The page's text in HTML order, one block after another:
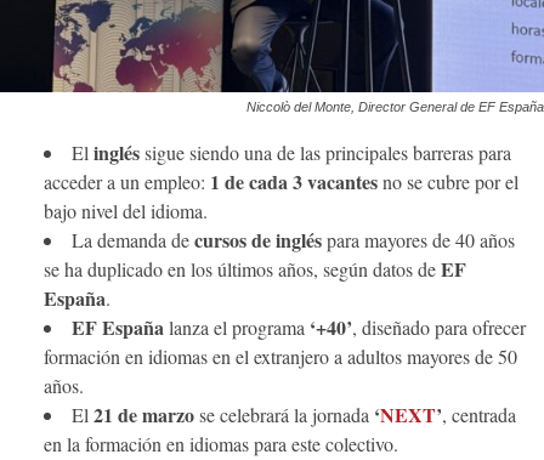
Niccolò del Monte, Director General de EF España
Elingléssigue siendo una de las principales barreras para
acceder a un empleo: 1 de cada 3 vacantesno se cubre por el
bajo nivel del idioma.
La demanda decursos de ingléspara mayores de 40 años
se ha duplicado en los últimos años, según datos deEF
España.
EF Españalanza el programa ‘+40’, diseñado para ofrecer
formación en idiomas en el extranjero a adultos mayores de 50
años.
El21 de marzose celebrará la jornada ‘NEXT’, centrada
en la formación en idiomas para este colectivo.